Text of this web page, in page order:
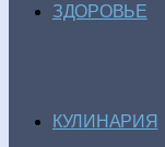
ЗДОРОВЬЕ
КУЛИНАРИЯ